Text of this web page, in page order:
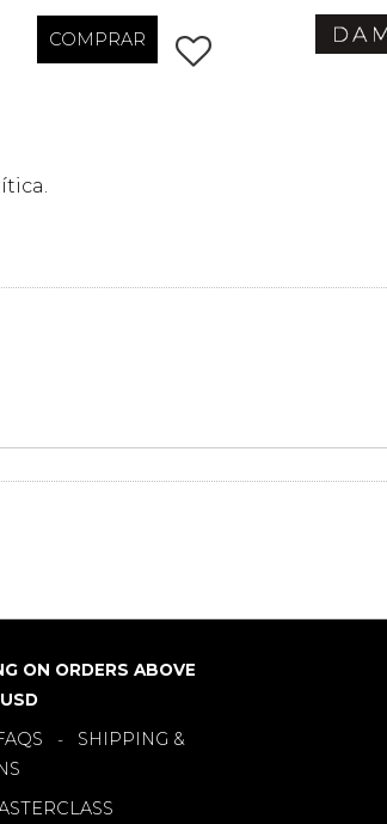
COMPRAR Añadir a favoritos
ON ORDERS ABOVE
- SHIPPING &